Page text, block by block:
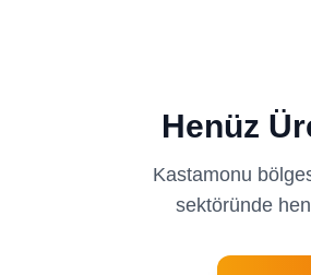
Henüz
Kastamonu
sektöründe